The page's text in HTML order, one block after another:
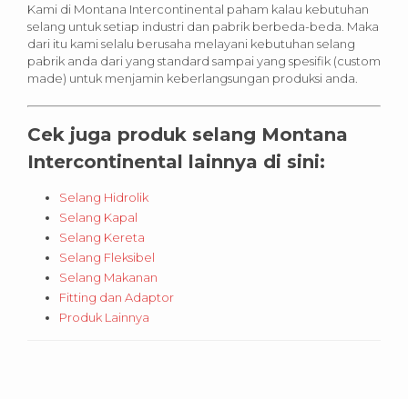
Kami di Montana Intercontinental paham kalau kebutuhan
selang untuk setiap industri dan pabrik berbeda-beda. Maka
dari itu kami selalu berusaha melayani kebutuhan selang
pabrik anda dari yang standard sampai yang spesifik (custom
made) untuk menjamin keberlangsungan produksi anda.
Cek juga produk selang Montana
Intercontinental lainnya di sini:
Selang Hidrolik
Selang Kapal
Selang Kereta
Selang Fleksibel
Selang Makanan
Fitting dan Adaptor
Produk Lainnya